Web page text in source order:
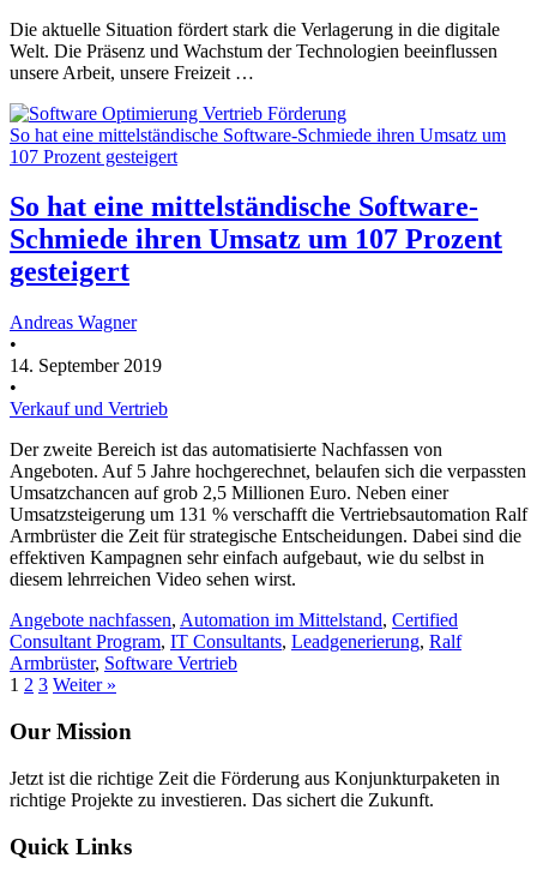
Die aktuelle Situation fördert stark die Verlagerung in die digitale
Welt. Die Präsenz und Wachstum der Technologien beeinflussen
unsere Arbeit, unsere Freizeit …
So hat eine mittelständische Software-Schmiede ihren Umsatz um
107 Prozent gesteigert
So hat eine mittelständische Software-
Schmiede ihren Umsatz um 107 Prozent
gesteigert
Andreas Wagner
•
14. September 2019
•
Verkauf und Vertrieb
Der zweite Bereich ist das automatisierte Nachfassen von
Angeboten. Auf 5 Jahre hochgerechnet, belaufen sich die verpassten
Umsatzchancen auf grob 2,5 Millionen Euro. Neben einer
Umsatzsteigerung um 131 % verschafft die Vertriebsautomation Ralf
Armbrüster die Zeit für strategische Entscheidungen. Dabei sind die
effektiven Kampagnen sehr einfach aufgebaut, wie du selbst in
diesem lehrreichen Video sehen wirst.
Angebote nachfassen, Automation im Mittelstand, Certified
Consultant Program, IT Consultants, Leadgenerierung, Ralf
Armbrüster, Software Vertrieb
1 2 3 Weiter »
Our Mission
Jetzt ist die richtige Zeit die Förderung aus Konjunkturpaketen in
richtige Projekte zu investieren. Das sichert die Zukunft.
Quick Links